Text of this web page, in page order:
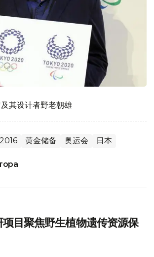
其设计者野老朝雄
黄金储备 奥运会 日本
目聚焦野生植物遗传资源保